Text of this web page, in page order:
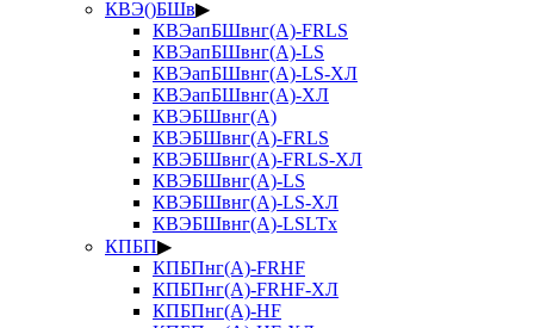
КВЭ()БШв▶
КВЭапБШвнг(А)-FRLS
КВЭапБШвнг(А)-LS
КВЭапБШвнг(А)-LS-ХЛ
КВЭапБШвнг(А)-ХЛ
КВЭБШвнг(А)
КВЭБШвнг(А)-FRLS
КВЭБШвнг(А)-FRLS-ХЛ
КВЭБШвнг(А)-LS
КВЭБШвнг(А)-LS-ХЛ
КВЭБШвнг(А)-LSLTx
КПБП▶
КПБПнг(А)-FRHF
КПБПнг(А)-FRHF-ХЛ
КПБПнг(А)-HF